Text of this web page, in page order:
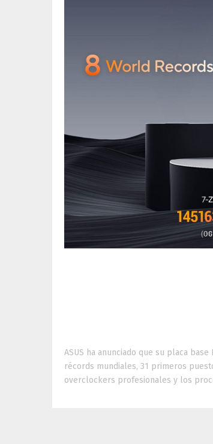
ASUS ha anunciado que su placa
récords mundiales, 31 primeros
overclockers profesionales y los